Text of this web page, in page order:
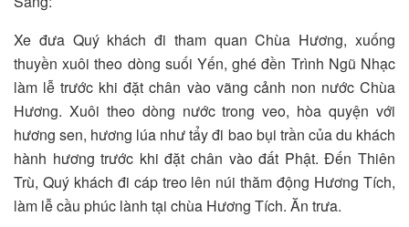
Xe đưa Quý khách đi tham quan Chùa Hương, xuống
thuyền xuôi theo dòng suối Yến, ghé đền Trình Ngũ Nhạc
làm lễ trước khi đặt chân vào vãng cảnh non nước Chùa
Hương. Xuôi theo dòng nước trong veo, hòa quyện với
hương sen, hương lúa như tẩy đi bao bụi trần của du khách
hành hương trước khi đặt chân vào đất Phật. Đến Thiên
Trù, Quý khách đi cáp treo lên núi thăm động Hương Tích,
làm lễ cầu phúc lành tại chùa Hương Tích. Ăn trưa.